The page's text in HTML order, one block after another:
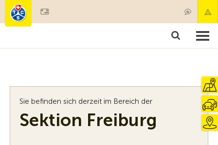
Mitgliedschaft & Leistungen
Sie befinden sich derzeit im Bereich der
Sektion Freiburg